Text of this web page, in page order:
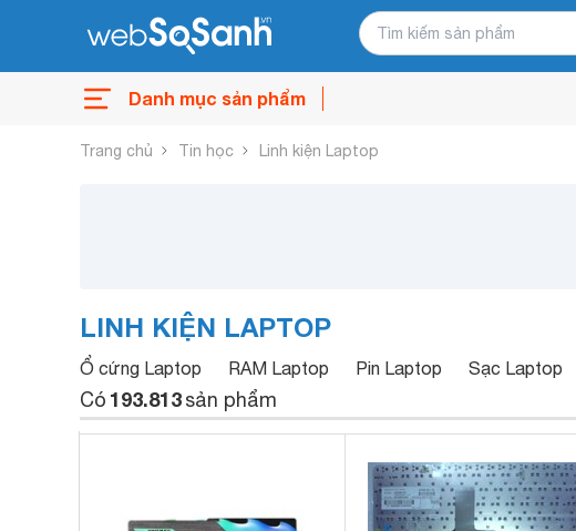
Danh mục sản phẩm
Trang chủ Tin học Linh kiện Laptop
LINH KIỆN LAPTOP
Ổ cứng Laptop RAM Laptop Pin Laptop Sạc Laptop
Có 193.813sản phẩm